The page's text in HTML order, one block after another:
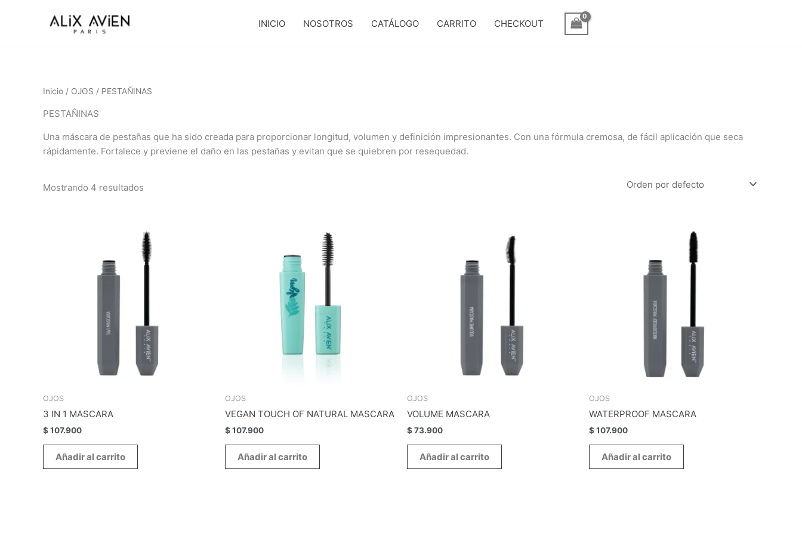
INICIO NOSOTROS CATÁLOGO CARRITO CHECKOUT
Inicio / OJOS / PESTAÑINAS
PESTAÑINAS
Una máscara de pestañas que ha sido creada para proporcionar longitud, volumen y definición impresionantes. Con una fórmula cremosa, de fácil aplicación que seca
rápidamente. Fortalece y previene el daño en las pestañas y evitan que se quiebren por resequedad.
Mostrando 4 resultados
OJOS
3 IN 1 MASCARA
$107.900
Añadir al carrito
OJOS
VEGAN TOUCH OF NATURAL MASCARA
$107.900
Añadir al carrito
OJOS
VOLUME MASCARA
$73.900
Añadir al carrito
OJOS
WATERPROOF MASCARA
$107.900
Añadir al carrito